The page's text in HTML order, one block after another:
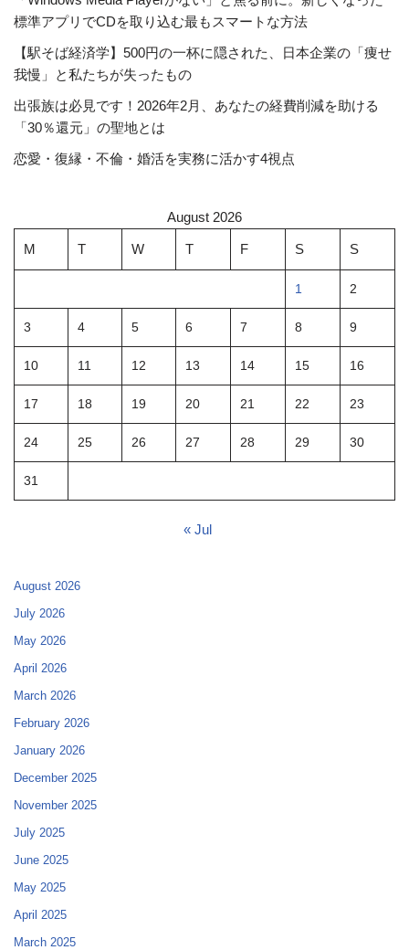
標準アプリでCDを取り込む最もスマートな方法
【駅そば経済学】500円の一杯に隠された、日本企業の「痩せ
我慢」と私たちが失ったもの
出張族は必見です！2026年2月、あなたの経費削減を助ける
「30％還元」の聖地とは
恋愛・復縁・不倫・婚活を実務に活かす4視点
August 2026
M T W T F S S
1 2
3 4 5 6 7 8 9
10 11 12 13 14 15 16
17 18 19 20 21 22 23
24 25 26 27 28 29 30
31
« Jul
August 2026
July 2026
May 2026
April 2026
March 2026
February 2026
January 2026
December 2025
November 2025
July 2025
June 2025
May 2025
April 2025
March 2025